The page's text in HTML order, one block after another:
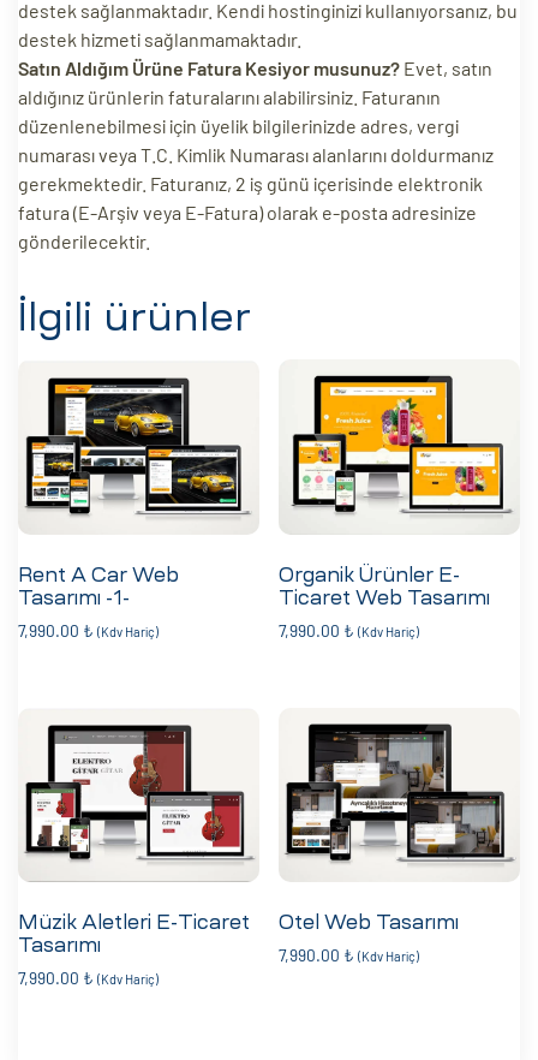
destek sağlanmaktadır. Kendi hostinginizi kullanıyorsanız, bu
destek hizmeti sağlanmamaktadır.
Satın Aldığım Ürüne Fatura Kesiyor musunuz? Evet, satın
aldığınız ürünlerin faturalarını alabilirsiniz. Faturanın
düzenlenebilmesi için üyelik bilgilerinizde adres, vergi
numarası veya T.C. Kimlik Numarası alanlarını doldurmanız
gerekmektedir. Faturanız, 2 iş günü içerisinde elektronik
fatura (E-Arşiv veya E-Fatura) olarak e-posta adresinize
gönderilecektir.
İlgili ürünler
Rent A Car Web
Tasarımı -1-
7,990.00 ₺ (Kdv Hariç)
Organik Ürünler E-
Ticaret Web Tasarımı
7,990.00 ₺ (Kdv Hariç)
Müzik Aletleri E-Ticaret
Tasarımı
7,990.00 ₺ (Kdv Hariç)
Otel Web Tasarımı
7,990.00 ₺ (Kdv Hariç)